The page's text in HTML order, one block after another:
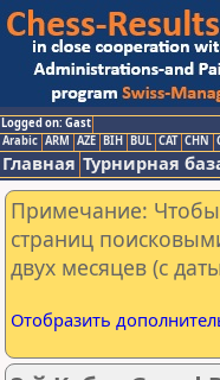
Logged on: Gast
Arabic ARM AZE BIH BUL CAT CHN
Главная Турнирная
Примечание: Чтобы
страниц
двух месяцев (с
Отобразить